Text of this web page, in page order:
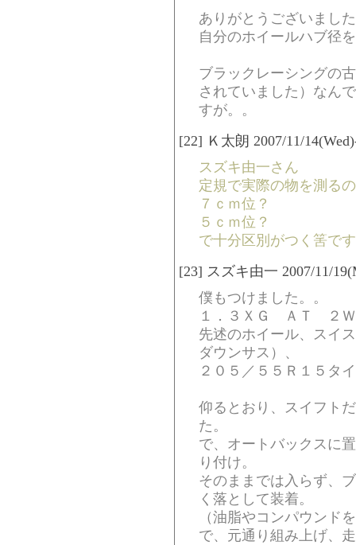
ありがとうございまし
自分のホイールハブ径
ブラックレーシングの
されていました）なん
すが。。
[22] Ｋ太朗 2007/11/
スズキ由一さん
定規で実際の物を測る
７ｃｍ位？
５ｃｍ位？
で十分区別がつく筈で
[23] スズキ由一 2007/11/
僕もつけました。。
１．３ＸＧ ＡＴ ２Ｗ
先述のホイール、スイ
ダウンサス）、
２０５／５５Ｒ１５タ
仰るとおり、スイフト
た。
で、オートバックスに
り付け。
そのままでは入らず、
く落として装着。
（油脂やコンパウン
で、元通り組み上げ、